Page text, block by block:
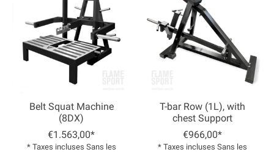
Belt Squat Machine
(8DX)
€1.563,00*
* Taxes incluses Sans les
T-bar Row (1L), with
chest Support
€966,00*
* Taxes incluses Sans les